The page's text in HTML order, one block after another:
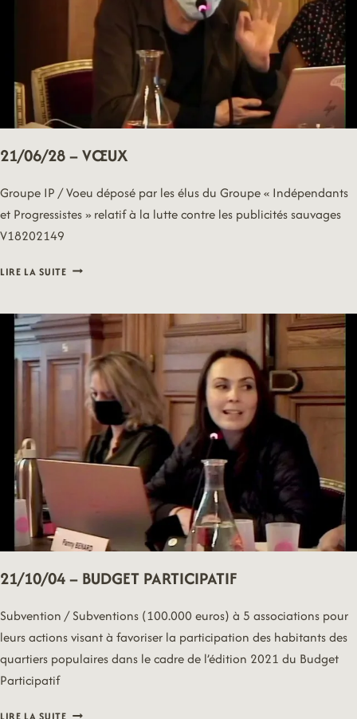
21/06/28 – VŒUX
Groupe IP / Voeu déposé par les élus du Groupe « Indépendants
et Progressistes » relatif à la lutte contre les publicités sauvages
V18202149
LIRE LA SUITE21/06/28
21/10/04 – BUDGET PARTICIPATIF
Subvention / Subventions (100.000 euros) à 5 associations pour
leurs actions visant à favoriser la participation des habitants des
quartiers populaires dans le cadre de l’édition 2021 du Budget
Participatif
21/10/04